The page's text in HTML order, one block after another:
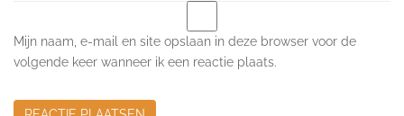
Mijn naam, e-mail en site opslaan in deze browser voor de
volgende keer wanneer ik een reactie plaats.